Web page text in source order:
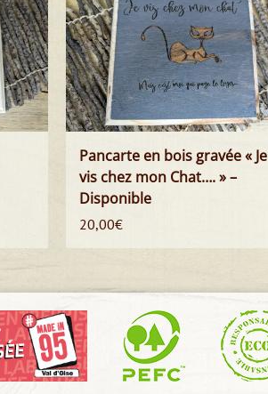
Pancarte en bois gravée « Je
vis chez mon Chat…. » –
Disponible
20,00€